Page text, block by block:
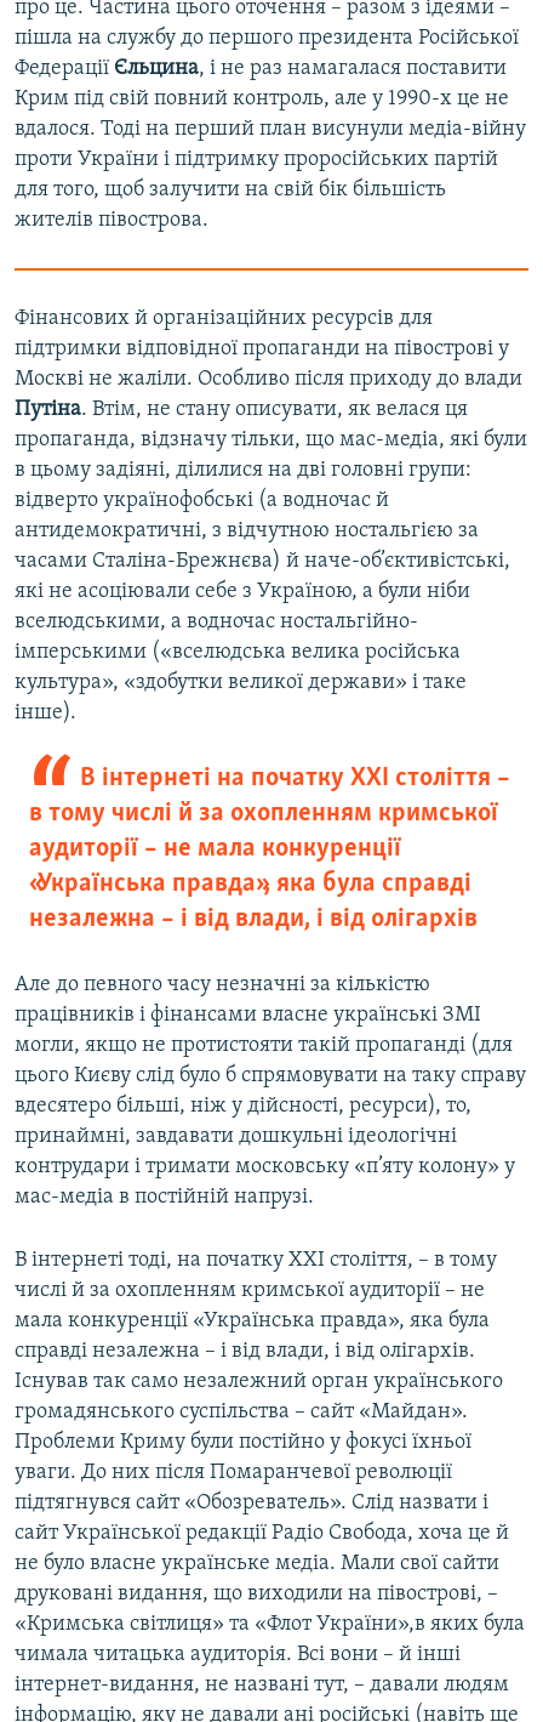
про це. Частина цього оточення – разом з ідеями –
пішла на службу до першого президента Російської
Федерації Єльцина, і не раз намагалася поставити
Крим під свій повний контроль, але у 1990-х це не
вдалося. Тоді на перший план висунули медіа-війну
проти України і підтримку проросійських партій
для того, щоб залучити на свій бік більшість
жителів півострова.
Фінансових й організаційних ресурсів для
підтримки відповідної пропаганди на півострові у
Москві не жаліли. Особливо після приходу до влади
Путіна. Втім, не стану описувати, як велася ця
пропаганда, відзначу тільки, що мас-медіа, які були
в цьому задіяні, ділилися на дві головні групи:
відверто українофобські (а водночас й
антидемократичні, з відчутною ностальгією за
часами Сталіна-Брежнєва) й наче-об’єктивістські,
які не асоціювали себе з Україною, а були ніби
вселюдськими, а водночас ностальгійно-
імперськими («вселюдська велика російська
культура», «здобутки великої держави» і таке
інше).
В інтернеті на початку ХХІ століття –
в тому числі й за охопленням кримської
аудиторії – не мала конкуренції
«Українська правда», яка була справді
незалежна – і від влади, і від олігархів
Але до певного часу незначні за кількістю
працівників і фінансами власне українські ЗМІ
могли, якщо не протистояти такій пропаганді (для
цього Києву слід було б спрямовувати на таку справу
вдесятеро більші, ніж у дійсності, ресурси), то,
принаймні, завдавати дошкульні ідеологічні
контрудари і тримати московську «п’яту колону» у
мас-медіа в постійній напрузі.
В інтернеті тоді, на початку ХХІ століття, – в тому
числі й за охопленням кримської аудиторії – не
мала конкуренції «Українська правда», яка була
справді незалежна – і від влади, і від олігархів.
Існував так само незалежний орган українського
громадянського суспільства – сайт «Майдан».
Проблеми Криму були постійно у фокусі їхньої
уваги. До них після Помаранчевої революції
підтягнувся сайт «Обозреватель». Слід назвати і
сайт Української редакції Радіо Свобода, хоча це й
не було власне українське медіа. Мали свої сайти
друковані видання, що виходили на півострові, –
«Кримська світлиця» та «Флот України»,в яких була
чимала читацька аудиторія. Всі вони – й інші
інтернет-видання, не названі тут, – давали людям
інформацію, яку не давали ані російські (навіть ще